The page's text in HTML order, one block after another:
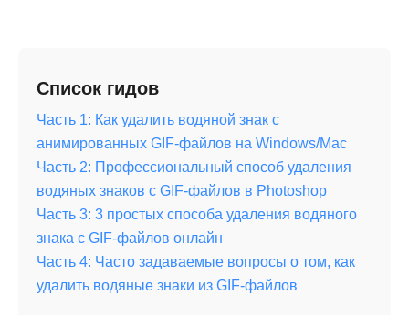
Список гидов
Часть 1: Как удалить водяной знак с
анимированных GIF-файлов на Windows/Mac
Часть 2: Профессиональный способ удаления
водяных знаков с GIF-файлов в Photoshop
Часть 3: 3 простых способа удаления водяного
знака с GIF-файлов онлайн
Часть 4: Часто задаваемые вопросы о том, как
удалить водяные знаки из GIF-файлов